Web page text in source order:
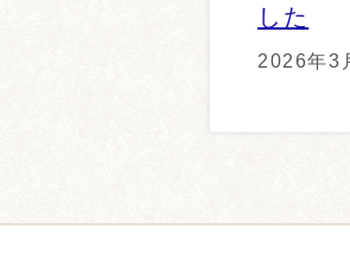
した
2026年3